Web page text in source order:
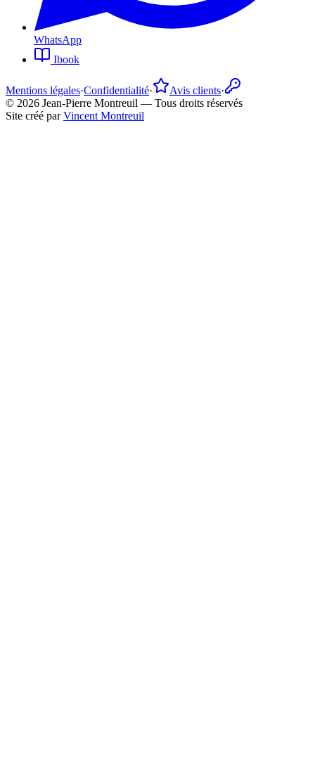
WhatsApp
Ibook
Mentions légales·Confidentialité· Avis clients·
© 2026 Jean-Pierre Montreuil — Tous droits réservés
Site créé par Vincent Montreuil